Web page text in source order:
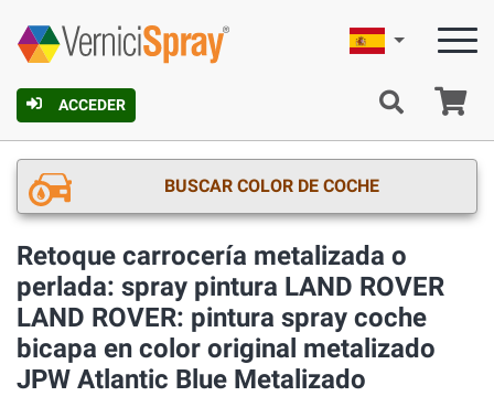
ACCEDER
Español
BUSCAR COLOR DE COCHE
Retoque carrocería metalizada o
perlada: spray pintura LAND ROVER
LAND ROVER: pintura spray coche
bicapa en color original metalizado
JPW Atlantic Blue Metalizado